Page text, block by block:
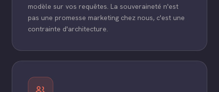
modèle sur vos requêtes. La souveraineté n'est
pas une promesse marketing chez nous, c'est une
contrainte d'architecture.